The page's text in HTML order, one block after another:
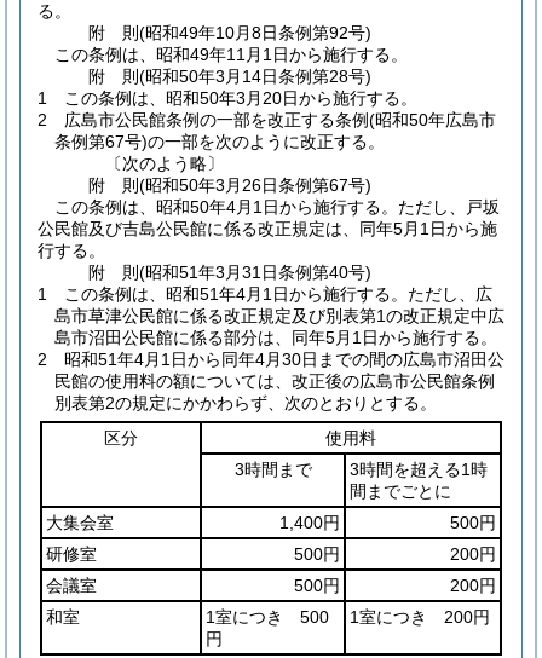
る。
附 則(昭和49年10月8日条例第92号)
この条例は、昭和49年11月1日から施行する。
附 則(昭和50年3月14日条例第28号)
1
この条例は、昭和50年3月20日から施行する。
2
広島市公民館条例の一部を改正する条例(昭和50年広島市
条例第67号)の一部を次のように改正する。
〔次のよう略〕
附 則(昭和50年3月26日条例第67号)
この条例は、昭和50年4月1日から施行する。 ただし、戸坂
公民館及び吉島公民館に係る改正規定は、同年5月1日から施
行する。
附 則(昭和51年3月31日条例第40号)
1
この条例は、昭和51年4月1日から施行する。 ただし、広
島市草津公民館に係る改正規定及び別表第1の改正規定中広
島市沼田公民館に係る部分は、同年5月1日から施行する。
2
昭和51年4月1日から同年4月30日までの間の広島市沼田公
民館の使用料の額については、改正後の広島市公民館条例
別表第2の規定にかかわらず、次のとおりとする。
区分
使用料
3時間まで
3時間を超える1時
間までごとに
大集会室
1,400円
500円
研修室
500円
200円
会議室
500円
200円
和室
1室につき 500
円
1室につき 200円